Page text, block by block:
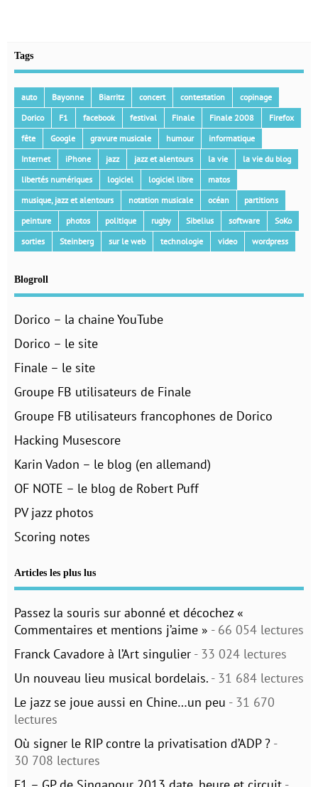
Tags
auto Bayonne Biarritz concert contestation
copinage
Dorico
F1 facebook festival Finale Finale 2008
Firefox
fête
Google gravure musicale humour
informatique
Internet
iPhone jazz jazz et alentours la vie
la vie du blog
libertés numériques
logiciel logiciel libre
matos
musique, jazz et alentours
notation musicale océan
partitions
peinture
photos politique rugby Sibelius software
SoKo
sorties
Steinberg sur le web technologie video wordpress
Blogroll
Dorico – la chaine YouTube
Dorico – le site
Finale – le site
Groupe FB utilisateurs de Finale
Groupe FB utilisateurs francophones de Dorico
Hacking Musescore
Karin Vadon – le blog (en allemand)
OF NOTE – le blog de Robert Puff
PV jazz photos
Scoring notes
Articles les plus lus
Passez la souris sur abonné et décochez «
Commentaires et mentions j’aime » - 66 054 lectures
Franck Cavadore à l’Art singulier - 33 024 lectures
Un nouveau lieu musical bordelais. - 31 684 lectures
Le jazz se joue aussi en Chine…un peu - 31 670
lectures
Où signer le RIP contre la privatisation d’ADP ? -
30 708 lectures